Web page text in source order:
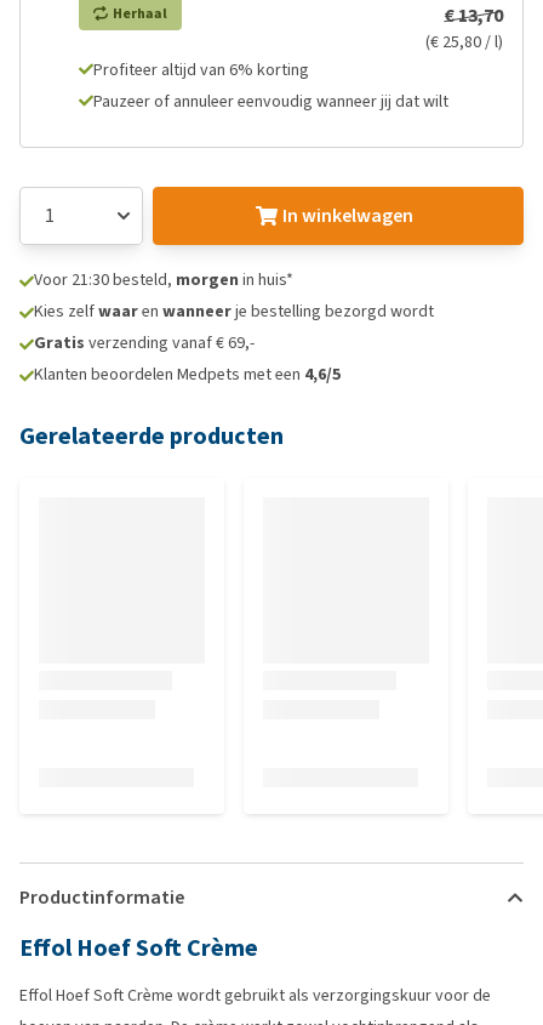
Herhaal € 13,70
(€ 25,80 / l)
Profiteer altijd van 6% korting
Pauzeer of annuleer eenvoudig wanneer jij dat wilt
In winkelwagen
Voor 21:30 besteld, morgen in huis*
Kies zelfwaaren wanneerje bestelling bezorgd wordt
Gratis verzending vanaf € 69,-
Klanten beoordelen Medpets met een 4,6/5
Gerelateerde producten
Productinformatie
Effol Hoef Soft Crème
Effol Hoef Soft Crème wordt gebruikt als verzorgingskuur voor de